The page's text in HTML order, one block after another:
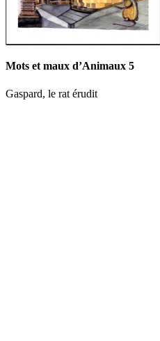
Mots et maux d’Animaux 5
Gaspard, le rat érudit